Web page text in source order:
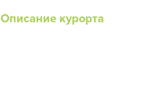
Описание курорта